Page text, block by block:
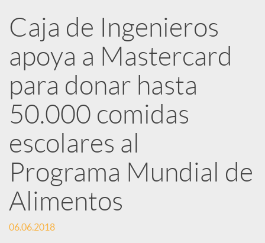
e
d
e
s
S
o
Caja de Ingenieros
apoya a Mastercard
para donar hasta
50.000 comidas
escolares al
Programa Mundial de
Alimentos
06.06.2018